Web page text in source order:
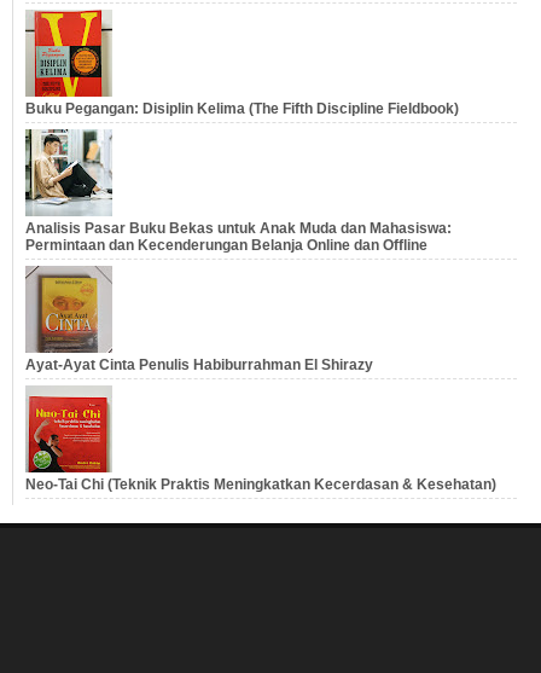
Buku Pegangan: Disiplin Kelima (The Fifth Discipline Fieldbook)
Analisis Pasar Buku Bekas untuk Anak Muda dan Mahasiswa:
Permintaan dan Kecenderungan Belanja Online dan Offline
Ayat-Ayat Cinta Penulis Habiburrahman El Shirazy
Neo-Tai Chi (Teknik Praktis Meningkatkan Kecerdasan & Kesehatan)